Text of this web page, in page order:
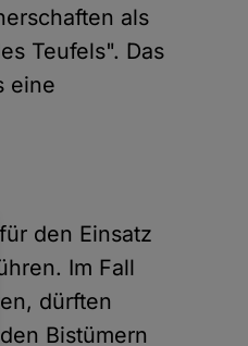
als
Teufels". Das
eine
den Einsatz
Im Fall
dürften
Bistümern